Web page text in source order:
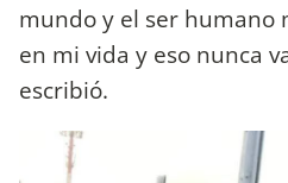
mundo y el ser humano
en mi vida y eso nunca
escribió.